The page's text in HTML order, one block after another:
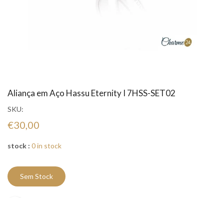
Aliança em Aço Hassu Eternity I 7HSS-SET02
SKU:
€30,00
stock : 0 in stock
Sem Stock